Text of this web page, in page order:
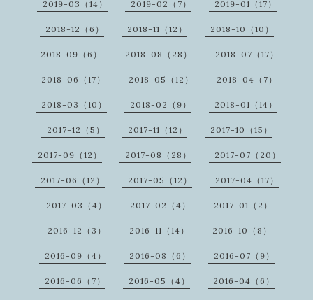
2019-03（14） 2019-02（7） 2019-01（17）
2018-12（6） 2018-11（12） 2018-10（10）
2018-09（6） 2018-08（28） 2018-07（17）
2018-06（17） 2018-05（12） 2018-04（7）
2018-03（10） 2018-02（9） 2018-01（14）
2017-12（5） 2017-11（12） 2017-10（15）
2017-09（12） 2017-08（28） 2017-07（20）
2017-06（12） 2017-05（12） 2017-04（17）
2017-03（4） 2017-02（4） 2017-01（2）
2016-12（3） 2016-11（14） 2016-10（8）
2016-09（4） 2016-08（6） 2016-07（9）
2016-06（7） 2016-05（4） 2016-04（6）